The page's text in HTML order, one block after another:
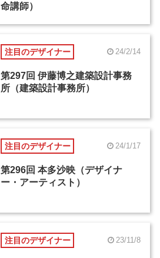
命講師）
注目のデザイナー 24/2/14
第297回 伊藤博之建築設計事務
所（建築設計事務所）
注目のデザイナー 24/1/17
第296回 本多沙映（デザイナ
ー・アーティスト）
注目のデザイナー 23/11/8